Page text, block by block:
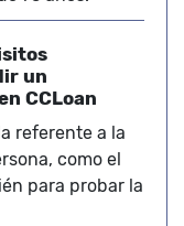
un
CCLoan
referente a la
como el
para probar la